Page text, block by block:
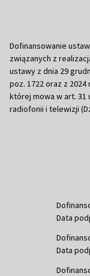
Dofinansowanie
związanych z
ustawy z dnia 29
poz. 1722 oraz z
której mowa w art. 31
radiofonii i telewizji
Data
Data